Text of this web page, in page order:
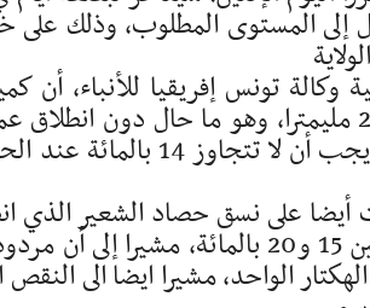
المستوى المطلوب، وذلك على
تونس إفريقيا للأنباء، أن
معتمديتي تالة وحيدرة تجاوزت 20 مليمترا، وهو
مبرزا أن نسبة الرطوبة
لم تتجاوز نسبة التقدم بالموسم بين 15 و20
بين 3 و15 قنطارا في الهكتار الواحد، مشيرا